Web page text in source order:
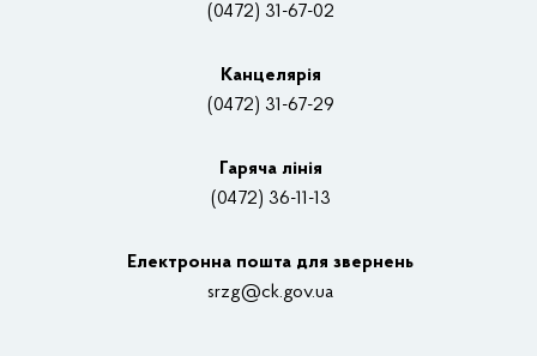
Нагороди
Контакти
Структурні підрозділи ОДА
(0472) 31-67-02
Канцелярiя
(0472) 31-67-29
Гаряча лінія
(0472) 36-11-13
Електронна пошта для звернень
srzg@ck.gov.ua